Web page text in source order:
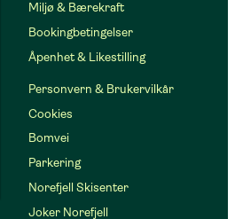
Miljø & Bærekraft
Bookingbetingelser
Åpenhet & Likestilling
Personvern & Brukervilkår
Cookies
Bomvei
Parkering
Norefjell Skisenter
Joker Norefjell